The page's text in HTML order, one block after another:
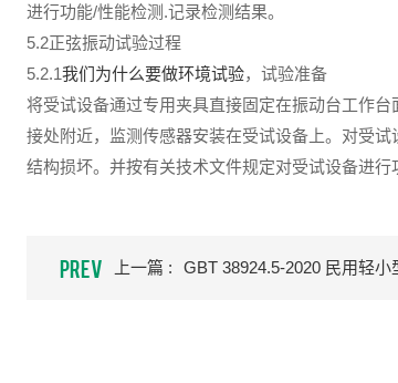
进行功能/性能检测.记录检测结果。
5.2正弦振动试验过程
5.2.1我们为什么要做环境试验，试验准备
将受试设备通过专用夹具直接固定在振动台工作
接处附近，监测传感器安装在受试设备上。对受
结构损坏。并按有关技术文件规定对受试设备进行
PREV 上一篇 :